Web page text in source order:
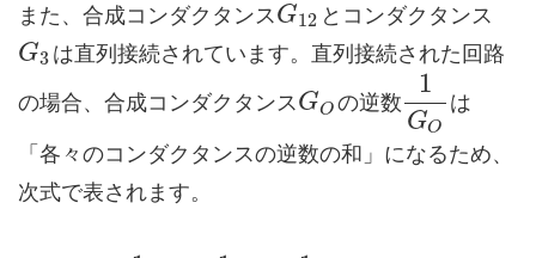
また、合成コンダクタンスG12 とコンダクタンス
G3 は直列接続されています。直列接続された回路
の場合、合成コンダクタンスGO の逆数
1
GO
は
「各々のコンダクタンスの逆数の和」になるため、
次式で表されます。